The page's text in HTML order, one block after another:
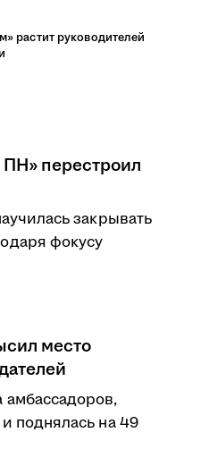
растит руководителей
перестроил
закрывать
фокусу
место
поднялась на 49